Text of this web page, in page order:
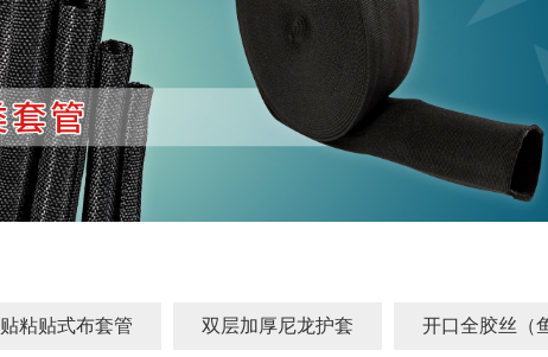
粘贴式布套管 双层加厚尼龙护套 开口全胶丝（